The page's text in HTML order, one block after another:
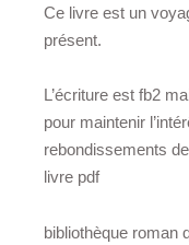
Ce livre est un
présent.
L’écriture est fb2
pour maintenir
rebondissements
livre pdf
bibliothèque roman